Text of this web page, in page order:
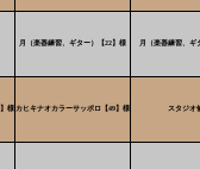
月（楽器練習、ギター）【22】様 月（楽器練習、ギ
様 カヒキナオカラーサッポロ【49】様 スタジオ